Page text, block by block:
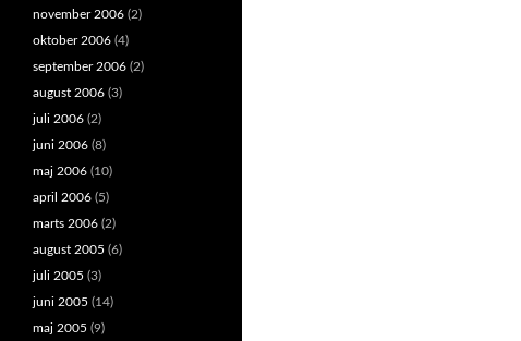
november 2006 (2)
oktober 2006 (4)
september 2006 (2)
august 2006 (3)
juli 2006 (2)
juni 2006 (8)
maj 2006 (10)
april 2006 (5)
marts 2006 (2)
august 2005 (6)
juli 2005 (3)
juni 2005 (14)
maj 2005 (9)